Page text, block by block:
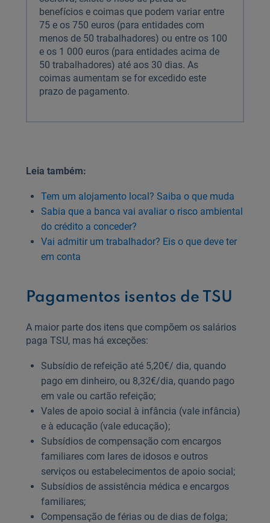
benefícios e coimas que podem variar entre
75 e os 750 euros (para entidades com
menos de 50 trabalhadores) ou entre os 100
e os 1 000 euros (para entidades acima de
50 trabalhadores) até aos 30 dias. As
coimas aumentam se for excedido este
prazo de pagamento.
Leia também:
Tem um alojamento local? Saiba o que muda
Sabia que a banca vai avaliar o risco ambiental
do crédito a conceder?
Vai admitir um trabalhador? Eis o que deve ter
em conta
Pagamentos isentos de TSU
A maior parte dos itens que compõem os salários
paga TSU, mas há exceções:
Subsídio de refeição até 5,20€/ dia, quando
pago em dinheiro, ou 8,32€/dia, quando pago
em vale ou cartão refeição;
Vales de apoio social à infância (vale infância)
e à educação (vale educação);
Subsídios de compensação com encargos
familiares com lares de idosos e outros
serviços ou estabelecimentos de apoio social;
Subsídios de assistência médica e encargos
familiares;
Compensação de férias ou de dias de folga;